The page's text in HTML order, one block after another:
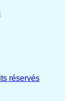
réservés